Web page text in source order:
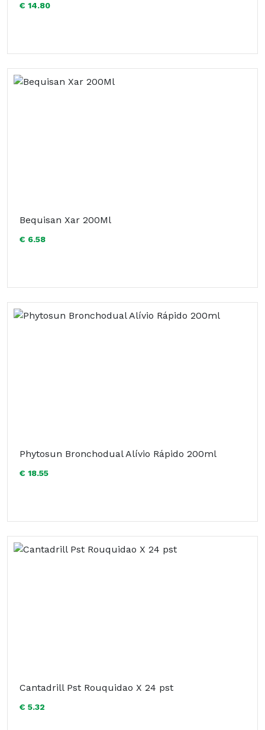
€ 14.80
Bequisan Xar 200Ml
€ 6.58
Phytosun Bronchodual Alívio Rápido 200ml
€ 18.55
Cantadrill Pst Rouquidao X 24 pst
€ 5.32